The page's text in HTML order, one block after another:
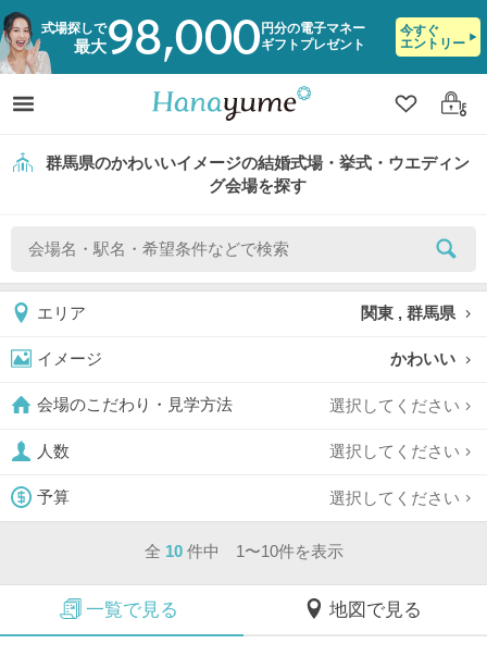
式場探しで
最大98,000 円分の電子マネー
ギフトプレゼント
今すぐ
エントリー
クリップ
ログ
群馬県のかわいいイメージの結婚式場・挙式・ウエディン
グ会場を探す
エリア 関東 , 群馬県
イメージ かわいい
会場のこだわり・見学方法 選択してください
人数 選択してください
予算 選択してください
全 10 件中 1〜10件を表示
一覧で見る 地図で見る